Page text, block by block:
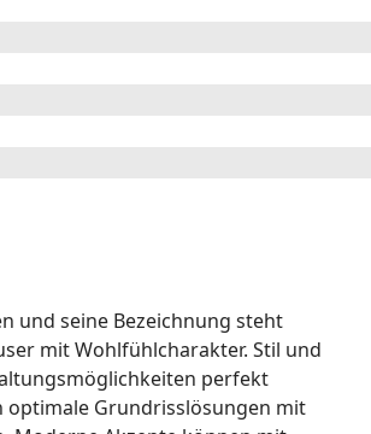
und seine Bezeichnung steht
mit Wohlfühlcharakter. Stil und
perfekt
optimale Grundrisslösungen mit